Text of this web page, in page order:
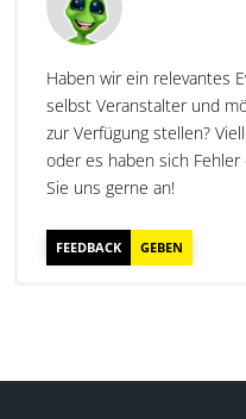
Haben wir ein relevantes
selbst Veranstalter und
zur Verfügung stellen?
oder es haben sich
Sie uns gerne an!
FEEDBACK GEBEN